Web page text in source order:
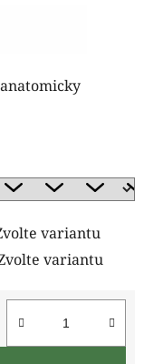
variantu
variantu